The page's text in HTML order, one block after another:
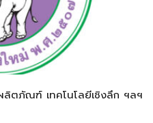
ตภัณฑ์ เทคโนโลยีเชิงลึก ฯลฯ